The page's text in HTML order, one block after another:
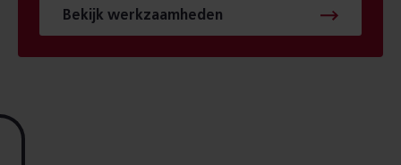
Bekijk werkzaamheden